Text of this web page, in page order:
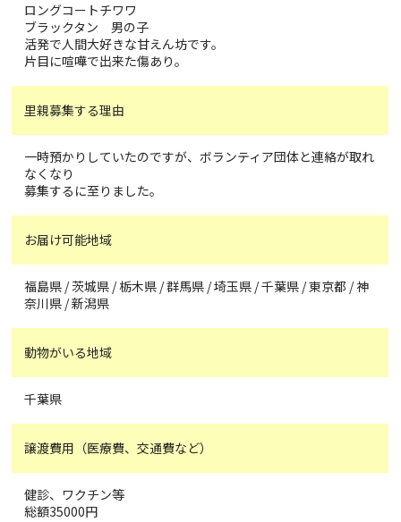
ロングコートチワワ
ブラックタン 男の子
活発で人間大好きな甘えん坊です。
片目に喧嘩で出来た傷あり。
里親募集する理由
一時預かりしていたのですが、ボランティア団体と連絡が取れ
なくなり
募集するに至りました。
お届け可能地域
福島県 / 茨城県 / 栃木県 / 群馬県 / 埼玉県 / 千葉県 / 東京都 / 神
奈川県 / 新潟県
動物がいる地域
千葉県
譲渡費用（医療費、交通費など）
健診、ワクチン等
総額35000円